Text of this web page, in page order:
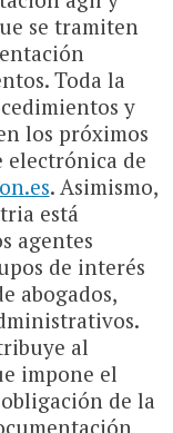
se tramiten
Toda la
y
los próximos
electrónica de
. Asimismo,
está
agentes
de interés
abogados,
al
impone el
de la